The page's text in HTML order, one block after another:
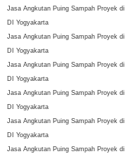
Jasa Angkutan Puing Sampah Proyek di
DI Yogyakarta
Jasa Angkutan Puing Sampah Proyek di
DI Yogyakarta
Jasa Angkutan Puing Sampah Proyek di
DI Yogyakarta
Jasa Angkutan Puing Sampah Proyek di
DI Yogyakarta
Jasa Angkutan Puing Sampah Proyek di
DI Yogyakarta
Jasa Angkutan Puing Sampah Proyek di